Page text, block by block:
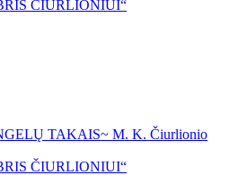
ČIURLIONIUI“
TAKAIS~ M. K. Čiurlionio
ČIURLIONIUI“